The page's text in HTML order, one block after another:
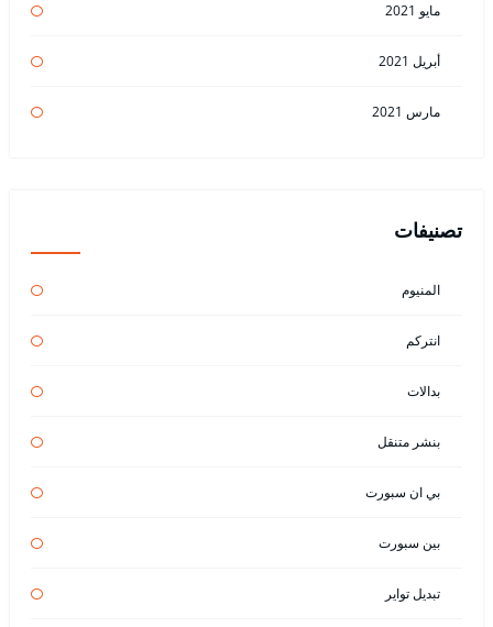
مايو 2021
أبريل 2021
مارس 2021
تصنيفات
المنيوم
انتركم
بدالات
بنشر متنقل
بي ان سبورت
بين سبورت
تبديل تواير